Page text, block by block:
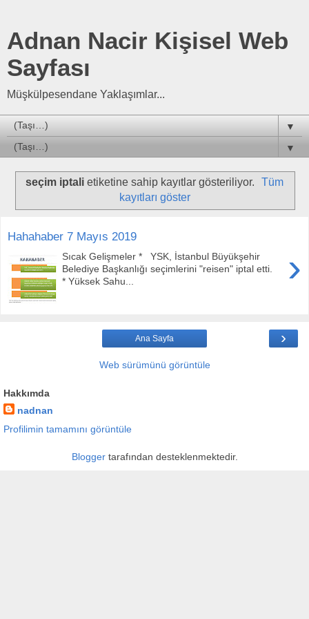
Adnan Nacir Kişisel Web
Sayfası
Müşkülpesendane Yaklaşımlar...
▼
▼
seçim iptalietiketine sahip kayıtlar gösteriliyor.
Tüm
kayıtları göster
Hahahaber 7 Mayıs 2019
›
Sıcak Gelişmeler * YSK, İstanbul Büyükşehir
Belediye Başkanlığı seçimlerini "reisen" iptal etti.
* Yüksek Sahu...
›
Ana Sayfa
Web sürümünü görüntüle
Hakkımda
nadnan
Profilimin tamamını görüntüle
Bloggertarafından desteklenmektedir.